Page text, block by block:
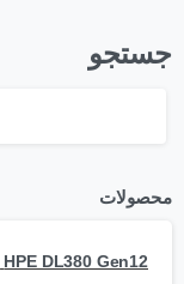
جستجو
محصولات